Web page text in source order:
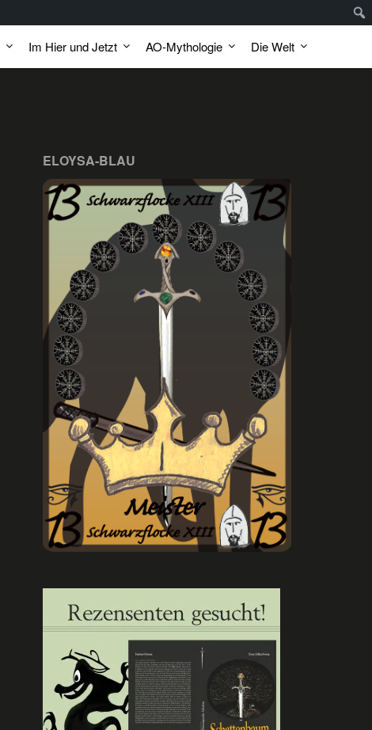
Im Hier und Jetzt AO-Mythologie Die Welt
ELOYSA-BLAU